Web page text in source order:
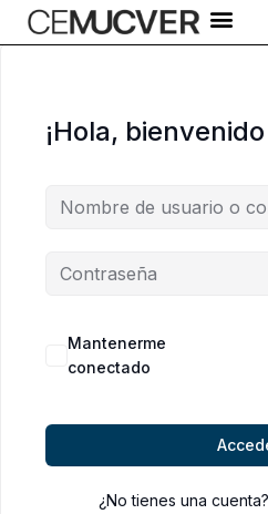
al
¡Hola,
Alternative:
Mantenerme
conectado
¿No tienes una cuenta?